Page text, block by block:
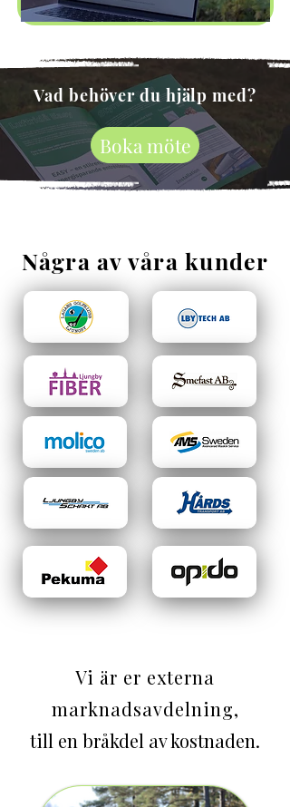
Vad behöver du hjälp med?
Boka möte
Några av våra kunder
Vi är er externa
marknadsavdelning,
till en bråkdel av kostnaden.